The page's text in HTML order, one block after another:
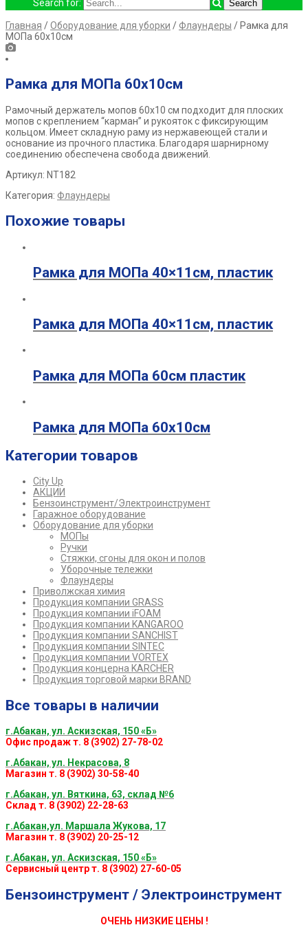
Search for:
Главная /Оборудование для уборки / Флаундеры / Рамка для
МОПа 60х10см
Рамка для МОПа 60х10см
Рамочный держатель мопов 60х10 см подходит для плоских
мопов с креплением “карман” и рукояток с фиксирующим
кольцом. Имеет складную раму из нержавеющей стали и
основание из прочного пластика. Благодаря шарнирному
соединению обеспечена свобода движений.
Артикул: NT182
Категория: Флаундеры
Похожие товары
Рамка для МОПа 40×11см, пластик
Рамка для МОПа 40×11см, пластик
Рамка для МОПа 60см пластик
Рамка для МОПа 60х10см
Категории товаров
City Up
АКЦИИ
Бензоинструмент/Электроинструмент
Гаражное оборудование
Оборудование для уборки
МОПы
Ручки
Стяжки, сгоны для окон и полов
Уборочные тележки
Флаундеры
Приволжская химия
Продукция компании GRASS
Продукция компании iFOAM
Продукция компании KANGAROO
Продукция компании SANCHIST
Продукция компании SINTEC
Продукция компании VORTEX
Продукция концерна KARCHER
Продукция торговой марки BRAND
Все товары в наличии
г.Абакан, ул. Аскизская, 150 «Б»
Офис продаж т. 8 (3902) 27-78-02
г.Абакан, ул. Некрасова, 8
Магазин т. 8 (3902) 30-58-40
г.Абакан, ул. Вяткина, 63, склад №6
Склад т. 8 (3902) 22-28-63
г.Абакан,ул. Маршала Жукова, 17
Магазин т. 8 (3902) 20-25-12
г.Абакан, ул. Аскизская, 150 «Б»
Сервисный центр т. 8 (3902) 27-60-05
Бензоинструмент / Электроинструмент
ОЧЕНЬ НИЗКИЕ ЦЕНЫ !